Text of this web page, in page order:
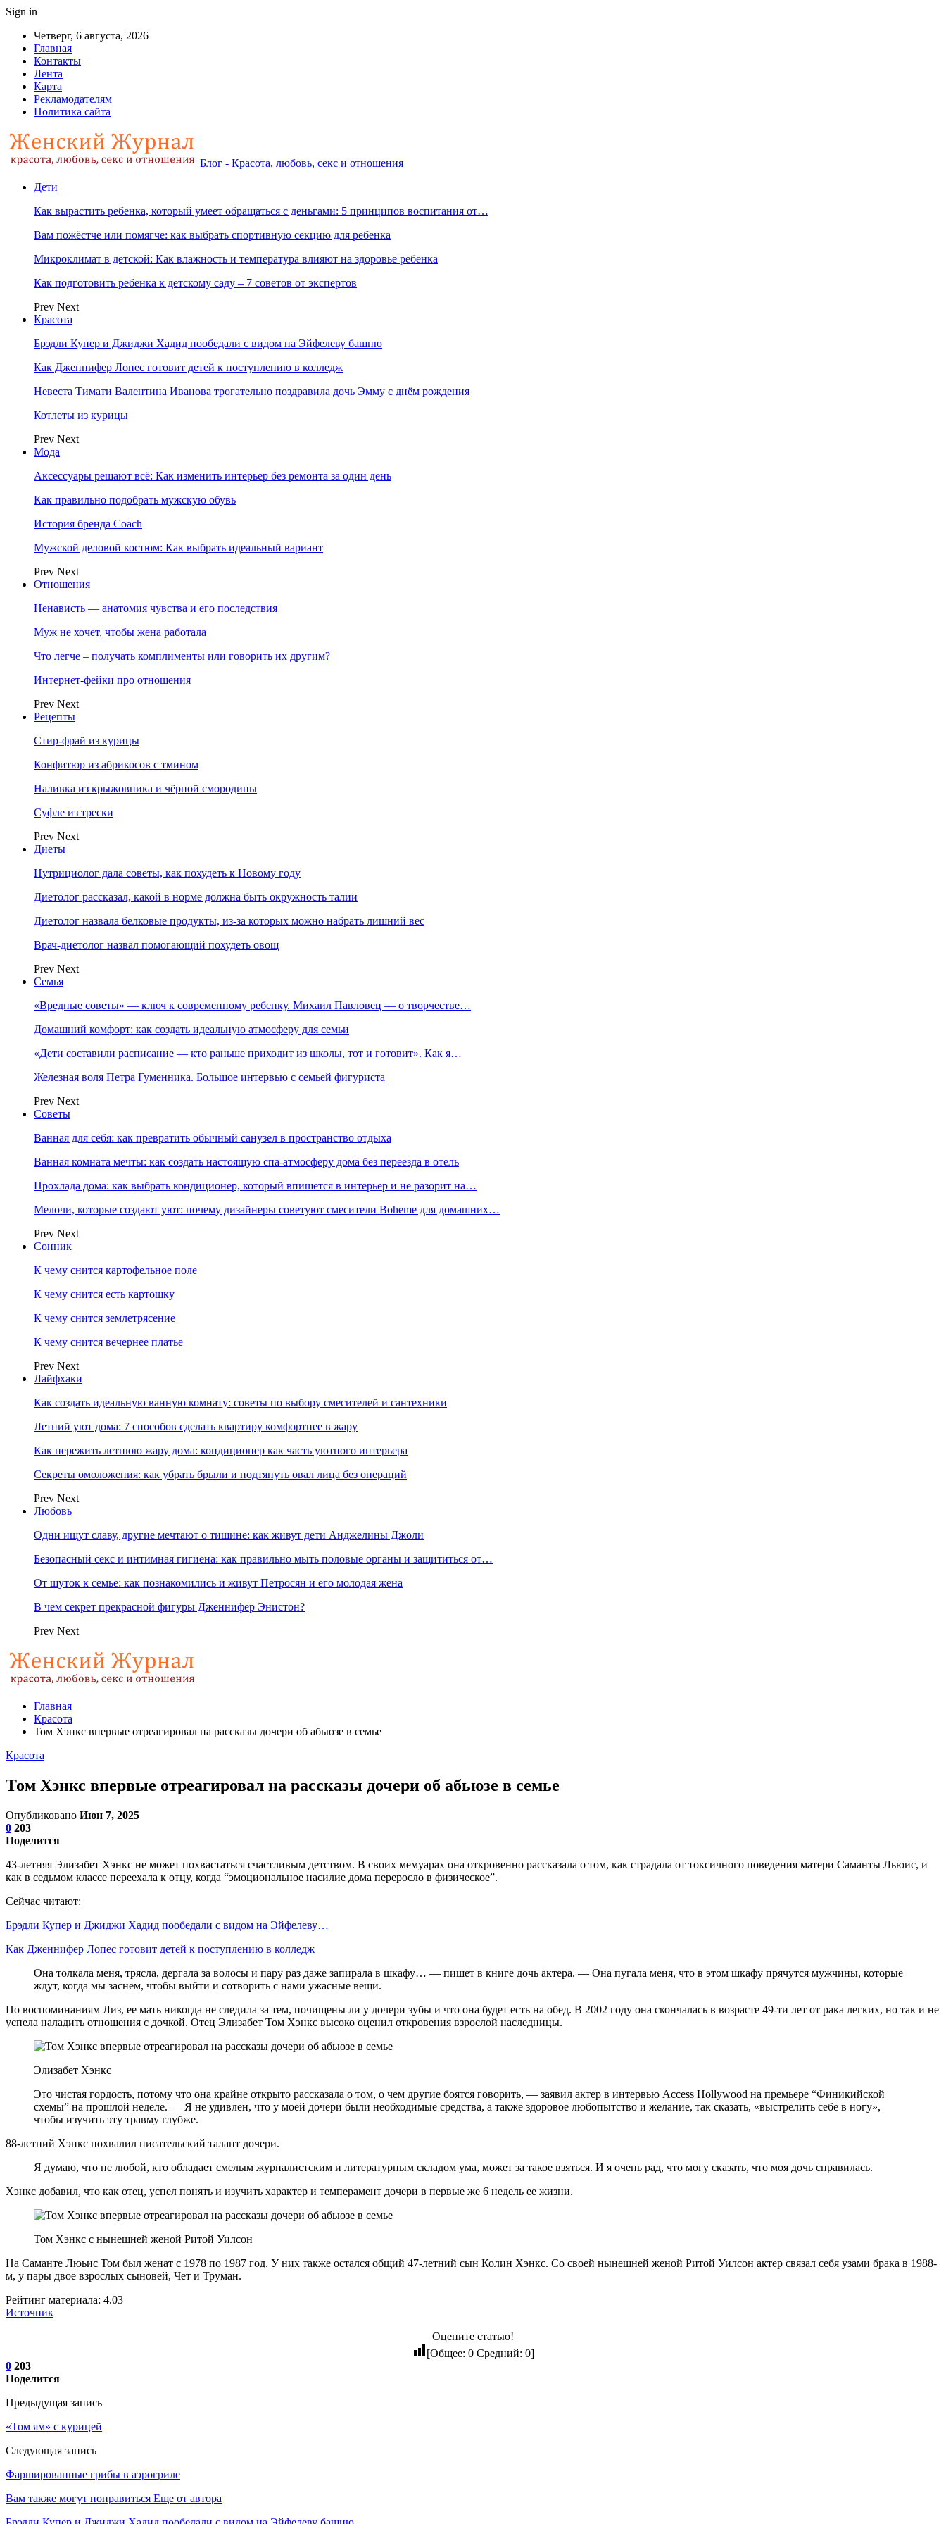
Sign in
Четверг, 6 августа, 2026
Главная
Контакты
Лента
Карта
Рекламодателям
Политика сайта
Блог - Красота, любовь, секс и отношения
Дети
Как вырастить ребенка, который умеет обращаться с деньгами: 5 принципов воспитания от…
Вам пожёстче или помягче: как выбрать спортивную секцию для ребенка
Микроклимат в детской: Как влажность и температура влияют на здоровье ребенка
Как подготовить ребенка к детскому саду – 7 советов от экспертов
Prev Next
Красота
Брэдли Купер и Джиджи Хадид пообедали с видом на Эйфелеву башню
Как Дженнифер Лопес готовит детей к поступлению в колледж
Невеста Тимати Валентина Иванова трогательно поздравила дочь Эмму с днём рождения
Котлеты из курицы
Prev Next
Мода
Аксессуары решают всё: Как изменить интерьер без ремонта за один день
Как правильно подобрать мужскую обувь
История бренда Coach
Мужской деловой костюм: Как выбрать идеальный вариант
Prev Next
Отношения
Ненависть — анатомия чувства и его последствия
Муж не хочет, чтобы жена работала
Что легче – получать комплименты или говорить их другим?
Интернет-фейки про отношения
Prev Next
Рецепты
Стир-фрай из курицы
Конфитюр из абрикосов с тмином
Наливка из крыжовника и чёрной смородины
Суфле из трески
Prev Next
Диеты
Нутрициолог дала советы, как похудеть к Новому году
Диетолог рассказал, какой в норме должна быть окружность талии
Диетолог назвала белковые продукты, из-за которых можно набрать лишний вес
Врач-диетолог назвал помогающий похудеть овощ
Prev Next
Семья
«Вредные советы» — ключ к современному ребенку. Михаил Павловец — о творчестве…
Домашний комфорт: как создать идеальную атмосферу для семьи
«Дети составили расписание — кто раньше приходит из школы, тот и готовит». Как я…
Железная воля Петра Гуменника. Большое интервью с семьей фигуриста
Prev Next
Советы
Ванная для себя: как превратить обычный санузел в пространство отдыха
Ванная комната мечты: как создать настоящую спа-атмосферу дома без переезда в отель
Прохлада дома: как выбрать кондиционер, который впишется в интерьер и не разорит на…
Мелочи, которые создают уют: почему дизайнеры советуют смесители Boheme для домашних…
Prev Next
Сонник
К чему снится картофельное поле
К чему снится есть картошку
К чему снится землетрясение
К чему снится вечернее платье
Prev Next
Лайфхаки
Как создать идеальную ванную комнату: советы по выбору смесителей и сантехники
Летний уют дома: 7 способов сделать квартиру комфортнее в жару
Как пережить летнюю жару дома: кондиционер как часть уютного интерьера
Секреты омоложения: как убрать брыли и подтянуть овал лица без операций
Prev Next
Любовь
Одни ищут славу, другие мечтают о тишине: как живут дети Анджелины Джоли
Безопасный секс и интимная гигиена: как правильно мыть половые органы и защититься от…
От шуток к семье: как познакомились и живут Петросян и его молодая жена
В чем секрет прекрасной фигуры Дженнифер Энистон?
Prev Next
Главная
Красота
Том Хэнкс впервые отреагировал на рассказы дочери об абьюзе в семье
Красота
Том Хэнкс впервые отреагировал на рассказы дочери об абьюзе в семье
Опубликовано Июн 7, 2025
0 203
Поделится
43-летняя Элизабет Хэнкс не может похвастаться счастливым детством. В своих мемуарах она откровенно рассказала о том, как страдала от токсичного поведения матери Саманты Льюис, и
как в седьмом классе переехала к отцу, когда “эмоциональное насилие дома переросло в физическое”.
Сейчас читают:
Брэдли Купер и Джиджи Хадид пообедали с видом на Эйфелеву…
Как Дженнифер Лопес готовит детей к поступлению в колледж
Она толкала меня, трясла, дергала за волосы и пару раз даже запирала в шкафу… — пишет в книге дочь актера. — Она пугала меня, что в этом шкафу прячутся мужчины, которые
ждут, когда мы заснем, чтобы выйти и сотворить с нами ужасные вещи.
По воспоминаниям Лиз, ее мать никогда не следила за тем, почищены ли у дочери зубы и что она будет есть на обед. В 2002 году она скончалась в возрасте 49-ти лет от рака легких, но так и не
успела наладить отношения с дочкой. Отец Элизабет Том Хэнкс высоко оценил откровения взрослой наследницы.
Элизабет Хэнкс
Это чистая гордость, потому что она крайне открыто рассказала о том, о чем другие боятся говорить, — заявил актер в интервью Access Hollywood на премьере “Финикийской
схемы” на прошлой неделе. — Я не удивлен, что у моей дочери были необходимые средства, а также здоровое любопытство и желание, так сказать, «выстрелить себе в ногу»,
чтобы изучить эту травму глубже.
88-летний Хэнкс похвалил писательский талант дочери.
Я думаю, что не любой, кто обладает смелым журналистским и литературным складом ума, может за такое взяться. И я очень рад, что могу сказать, что моя дочь справилась.
Хэнкс добавил, что как отец, успел понять и изучить характер и темперамент дочери в первые же 6 недель ее жизни.
Том Хэнкс с нынешней женой Ритой Уилсон
На Саманте Люьис Том был женат с 1978 по 1987 год. У них также остался общий 47-летний сын Колин Хэнкс. Со своей нынешней женой Ритой Уилсон актер связал себя узами брака в 1988-
м, у пары двое взрослых сыновей, Чет и Труман.
Рейтинг материала: 4.03
Источник
Оцените статью!
[Общее: 0Средний: 0]
0 203
Поделится
Предыдущая запись
«Том ям» с курицей
Следующая запись
Фаршированные грибы в аэрогриле
Вам также могут понравиться Еще от автора